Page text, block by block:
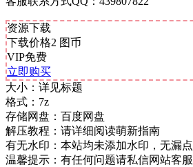
资源下载
下载价格2 图币
VIP免费
立即购买
大小： 详见标题
格式： 7z
存储网盘： 百度网盘
解压教程： 请详细阅读萌新指南
有无水印： 本站均未添加水印，无漏点
温馨提示： 有任何问题请私信网站客服